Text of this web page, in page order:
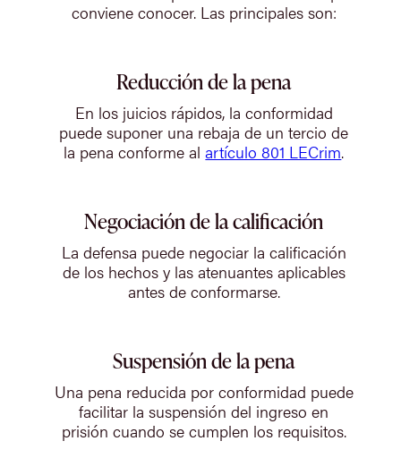
conviene conocer. Las principales son:
Reducción de la pena
En los juicios rápidos, la conformidad
puede suponer una rebaja de un tercio de
la pena conforme alartículo 801 LECrim.
Negociación de la calificación
La defensa puede negociar la calificación
de los hechos y las atenuantes aplicables
antes de conformarse.
Suspensión de la pena
Una pena reducida por conformidad puede
facilitar la suspensión del ingreso en
prisión cuando se cumplen los requisitos.